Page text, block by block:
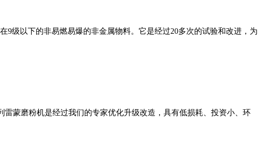
9级以下的非易燃易爆的非金属物料。它是经过20多次的试验和改进，为
蒙磨粉机是经过我们的专家优化升级改造，具有低损耗、投资小、环